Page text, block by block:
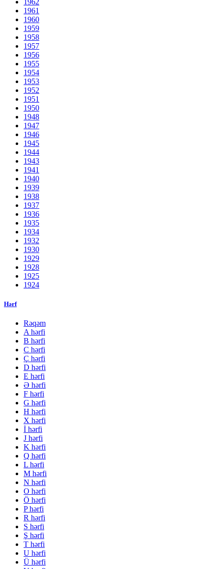
1962
1961
1960
1959
1958
1957
1956
1955
1954
1953
1952
1951
1950
1948
1947
1946
1945
1944
1943
1941
1940
1939
1938
1937
1936
1935
1934
1932
1930
1929
1928
1925
1924
Hərf
Rəqəm
A hərfi
B hərfi
C hərfi
Ç hərfi
D hərfi
E hərfi
Ə hərfi
F hərfi
G hərfi
H hərfi
X hərfi
İ hərfi
J hərfi
K hərfi
Q hərfi
L hərfi
M hərfi
N hərfi
O hərfi
Ö hərfi
P hərfi
R hərfi
S hərfi
Ş hərfi
T hərfi
U hərfi
Ü hərfi